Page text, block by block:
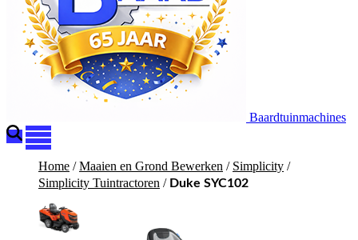
Baardtuinmachines
Home /Maaien en Grond Bewerken / Simplicity /
Simplicity Tuintractoren / Duke SYC102